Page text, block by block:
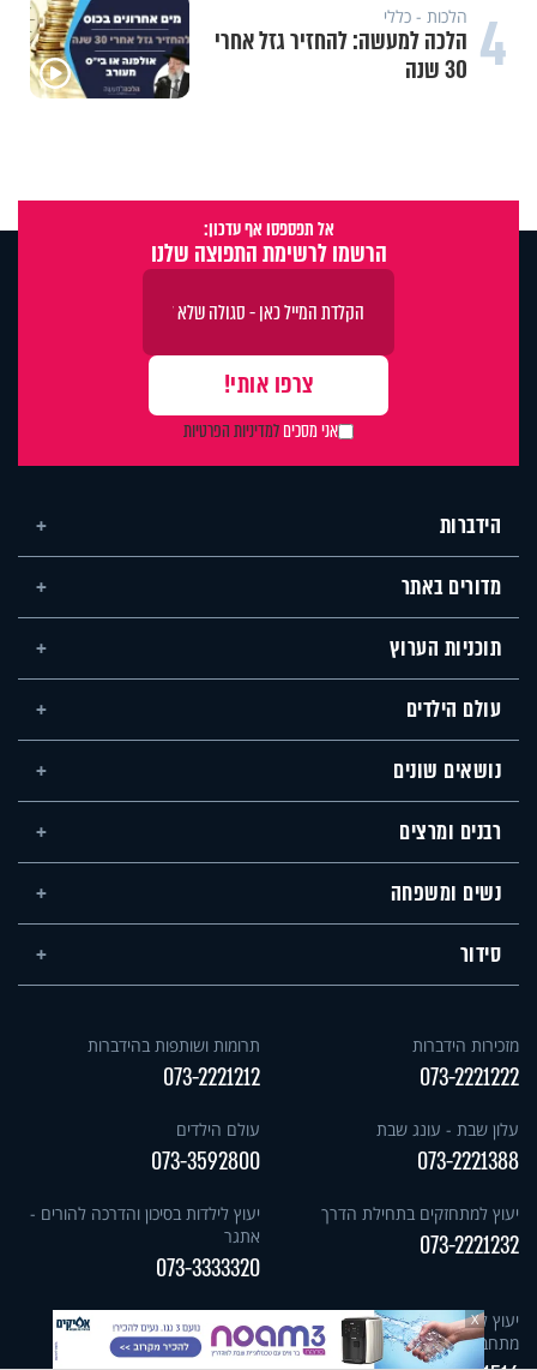
4 הלכות - כללי
הלכה למעשה: להחזיר גזל אחרי
30 שנה
אל תפספסו אף עדכון:
הרשמו לרשימת התפוצה שלנו
אני מסכיםלמדיניות הפרטיות
הידברות
מדורים באתר
תוכניות הערוץ
עולם הילדים
נושאים שונים
רבנים ומרצים
נשים ומשפחה
סידור
מזכירות הידברות
073-2221222
תרומות ושותפות בהידברות
073-2221212
עלון שבת - עונג שבת
073-2221388
עולם הילדים
073-3592800
יעוץ למתחזקים בתחילת הדרך
073-2221232
יעוץ לילדות בסיכון והדרכה להורים -
אתגר
073-3333320
יעוץ לנשים בטהרת המשפחה -
מתחברות
קו ההלכה הידברות
073-3333300
X